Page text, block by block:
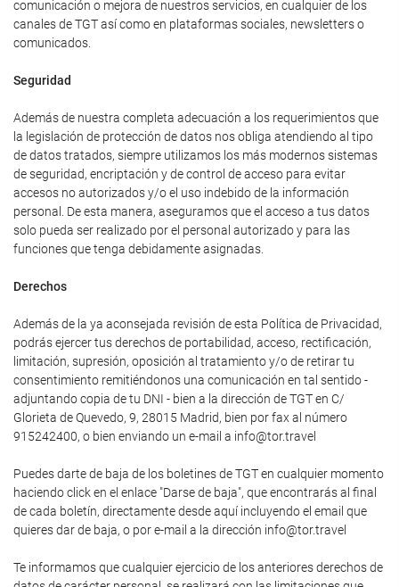
comunicación o mejora de nuestros servicios, en cualquier de los
canales de TGT así como en plataformas sociales, newsletters o
comunicados.
Seguridad
Además de nuestra completa adecuación a los requerimientos que
la legislación de protección de datos nos obliga atendiendo al tipo
de datos tratados, siempre utilizamos los más modernos sistemas
de seguridad, encriptación y de control de acceso para evitar
accesos no autorizados y/o el uso indebido de la información
personal. De esta manera, aseguramos que el acceso a tus datos
solo pueda ser realizado por el personal autorizado y para las
funciones que tenga debidamente asignadas.
Derechos
Además de la ya aconsejada revisión de esta Política de Privacidad,
podrás ejercer tus derechos de portabilidad, acceso, rectificación,
limitación, supresión, oposición al tratamiento y/o de retirar tu
consentimiento remitiéndonos una comunicación en tal sentido -
adjuntando copia de tu DNI - bien a la dirección de TGT en C/
Glorieta de Quevedo, 9, 28015 Madrid, bien por fax al número
915242400, o bien enviando un e-mail a info@tor.travel
Puedes darte de baja de los boletines de TGT en cualquier momento
haciendo click en el enlace "Darse de baja", que encontrarás al final
de cada boletín, directamente desde aquí incluyendo el email que
quieres dar de baja, o por e-mail a la dirección info@tor.travel
Te informamos que cualquier ejercicio de los anteriores derechos de